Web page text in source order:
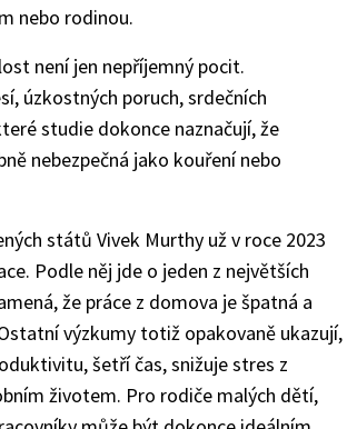
nebo rodinou.
není jen nepříjemný pocit.
úzkostných poruch, srdečních
studie dokonce naznačují, že
nebezpečná jako kouření nebo
států Vivek Murthy už v roce 2023
Podle něj jde o jeden z největších
že práce z domova je špatná a
výzkumy totiž opakovaně ukazují,
šetří čas, snižuje stres z
životem. Pro rodiče malých dětí,